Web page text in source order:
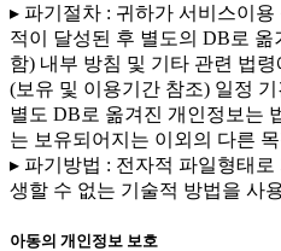
▸ 파기절차 : 귀하가 서비스이
적이 달성된 후 별도의 DB로
함) 내부 방침 및 기타 관련 법
(보유 및 이용기간 참조) 일정
별도 DB로 옮겨진 개인정보는
는 보유되어지는 이외의 다른
▸ 파기방법 : 전자적 파일형태
생할 수 없는 기술적 방법을 사
아동의 개인정보 보호